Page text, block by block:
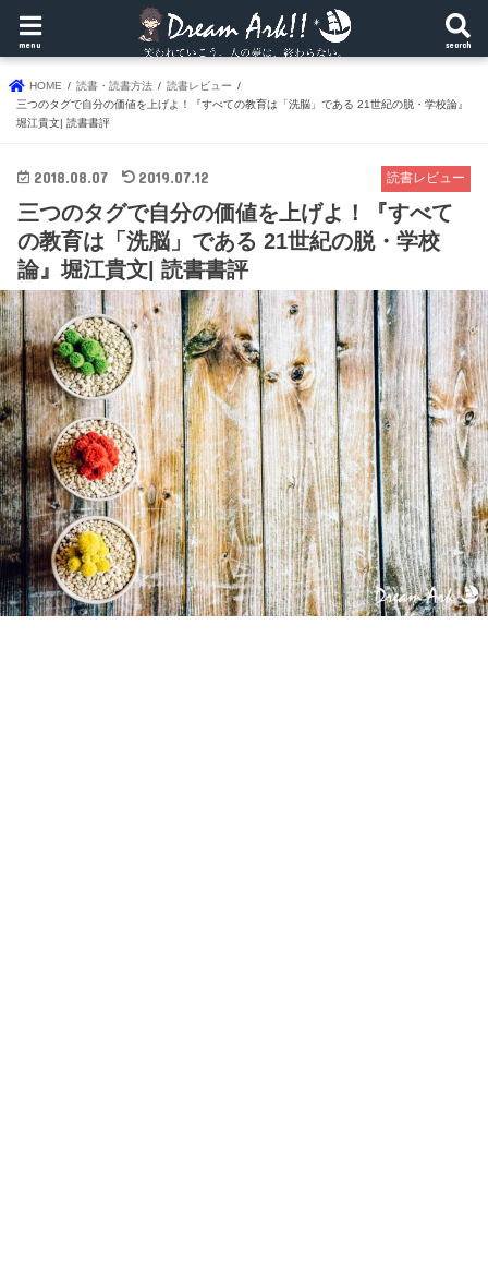
search
menu
HOME 読書・読書方法
読書レビュー
三つのタグで自分の価値を上げよ！『すべての教育は「洗脳」である 21世紀の脱・学校論』
堀江貴文| 読書書評
読書レビュー
2018.08.07 2019.07.12
三つのタグで自分の価値を上げよ！『すべて
の教育は「洗脳」である 21世紀の脱・学校
論』堀江貴文| 読書書評